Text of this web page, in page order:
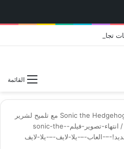
القائمة
انتهاء تصوير فيلم Sonic the Hedgehog 4 مع تلميح لشرير
/
انتهاء-تصوير-فيلم-sonic-the-